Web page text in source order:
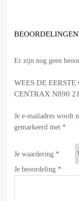
BEOORDELINGEN
Er zijn nog geen
WEES DE
CENTRAX N890
Je e-mailadres wordt
gemarkeerd met *
Je waardering *
Je beoordeling *